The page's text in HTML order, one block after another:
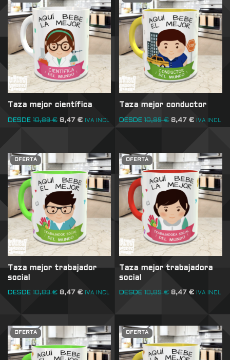
Taza mejor científica
DESDE 10,89€ 8,47 € IVA INCL
Taza mejor conductor
DESDE 10,89€ 8,47€ IVA INCL
OFERTA
Taza mejor trabajador
social
DESDE 10,89€ 8,47 € IVA INCL
OFERTA
Taza mejor trabajadora
social
DESDE 10,89€ 8,47€ IVA INCL
OFERTA OFERTA